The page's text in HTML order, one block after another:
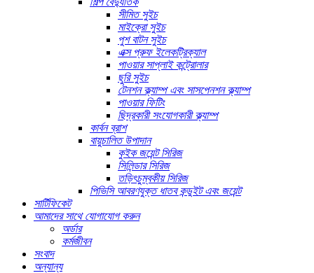
সীমিত সুইচ
মাইক্রো সুইচ
পুশ বাটন সুইচ
এক্স প্রুফ ইলেকট্রিক্যাল
পাওয়ার সাপ্লাই কন্ট্রোলার
ছুরি সুইচ
টেনশন ক্ল্যাম্প এবং সাসপেনশন ক্ল্যাম্প
পাওয়ার ফিটিং
ছিদ্রকারী সংযোগকারী ক্ল্যাম্প
কার্বন ব্রাশ
বায়ুচালিত উপাদান
কুইক জয়েন্ট সিরিজ
সিলিন্ডার সিরিজ
তড়িৎচুম্বকীয় সিরিজ
পিভিসি আবরণযুক্ত ধাতব কন্ডুইট এবং জয়েন্ট
সার্টিফিকেট
আমাদের সাথে যোগাযোগ করুন
অর্ডার
কর্মজীবন
সংবাদ
অন্যান্য